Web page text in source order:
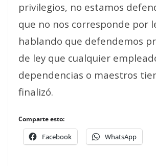
privilegios, no estamos
que no nos corresponde por
hablando que defendemos
de ley que cualquier
dependencias o maestros
finalizó.
Comparte esto:
Facebook WhatsApp